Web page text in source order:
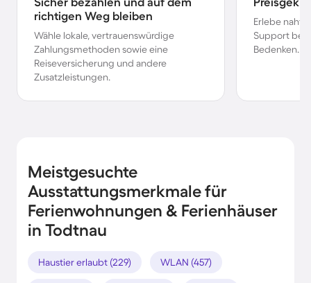
richtigen Weg bleiben
Wähle lokale, vertrauenswürdige
Zahlungsmethoden sowie eine
Reiseversicherung und andere
Zusatzleistungen.
Erlebe
Support bei
Bedenken.
Meistgesuchte
Ausstattungsmerkmale für
Ferienwohnungen & Ferienhäuser
in Todtnau
Haustier erlaubt (229) WLAN (457)